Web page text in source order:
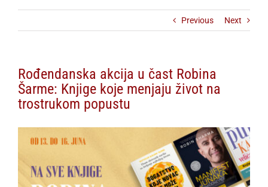
Previous Next
Rođendanska akcija u čast Robina
Šarme: Knjige koje menjaju život na
trostrukom popustu